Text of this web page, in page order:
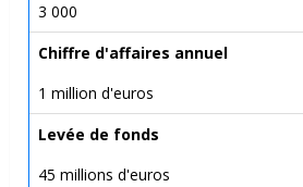
3 000
Chiffre d'affaires annuel
1 million d'euros
Levée de fonds
45 millions d'euros